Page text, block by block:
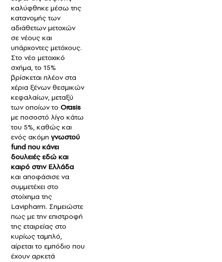
καλύφθηκε μέσω της
κατανομής των
αδιάθετων μετοχών
σε νέους και
υπάρχοντες μετόχους.
Στο νέο μετοχικό
σχήμα, το 15%
βρίσκεται πλέον στα
χέρια ξένων θεσμικών
κεφαλαίων, μεταξύ
των οποίων το Orasis
με ποσοστό λίγο κάτω
του 5%, καθώς και
ενός ακόμη γνωστού
fund που κάνει
δουλειές εδώ και
καιρό στην Ελλάδα
και αποφάσισε να
συμμετέχει στο
στοίχημα της
Lavipharm. Σημειώστε
πως με την επιστροφή
της εταιρείας στο
κυρίως ταμπλό,
αίρεται το εμπόδιο που
έχουν αρκετά